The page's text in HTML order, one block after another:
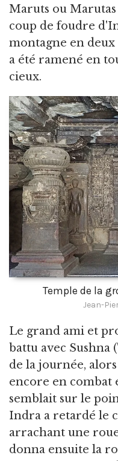
Maruts ou Marutas
coup de foudre
montagne en
a été ramené en
cieux.
Temple de la
Jean-
Le grand ami et
battu avec Sushna
de la journée,
encore en combat
semblait sur le
Indra a retardé le
arrachant une
donna ensuite la